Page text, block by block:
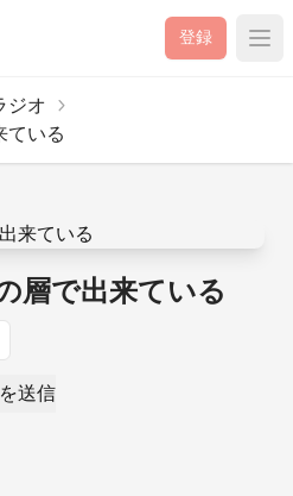
登録
ジオ
ている
層で出来ている
送信